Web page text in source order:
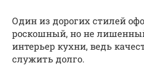
Один из дорогих стилей
роскошный, но не
интерьер кухни, ведь
служить долго.